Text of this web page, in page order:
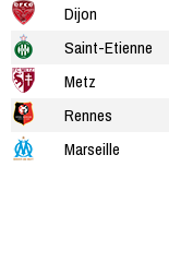
Dijon
Saint-Etienne
Metz
Rennes
Marseille